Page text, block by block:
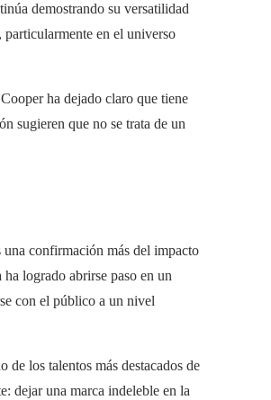
demostrando su versatilidad
particularmente en el universo
ha dejado claro que tiene
sugieren que no se trata de un
confirmación más del impacto
logrado abrirse paso en un
con el público a un nivel
de los talentos más destacados de
dejar una marca indeleble en la